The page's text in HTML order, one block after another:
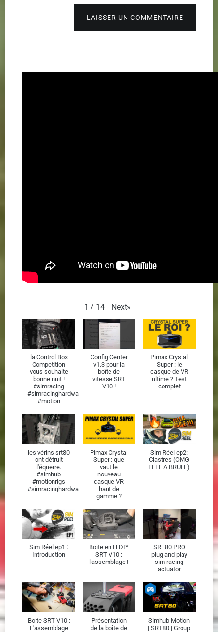
LAISSER UN COMMENTAIRE
1 / 14 Next»
la Control Box
Competition
vous souhaite
bonne nuit !
#simracing
#simracinghardware
#motion
Config Center
v1.3 pour la
boîte de
vitesse SRT
V10 !
Pimax Crystal
Super : le
casque de VR
ultime ? Test
complet
les vérins srt80
ont détruit
l'équerre.
#simhub
#motionrigs
#simracinghardware
Pimax Crystal
Super : que
vaut le
nouveau
casque VR
haut de
gamme ?
Sim Réel ep2:
Clastres (OMG
ELLE A BRULE)
Sim Réel ep1 :
Introduction
Boite en H DIY
SRT V10 :
l'assemblage !
SRT80 PRO
plug and play
sim racing
actuator
Boite SRT V10 :
L'assemblage
Présentation
de la boîte de
Simhub Motion
| SRT80 | Group